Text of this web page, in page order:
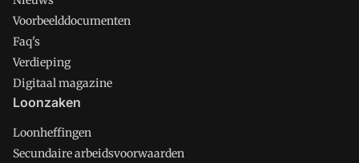
Voorbeelddocumenten
Faq's
Verdieping
Digitaal magazine
Loonzaken
Loonheffingen
Secundaire arbeidsvoorwaarden